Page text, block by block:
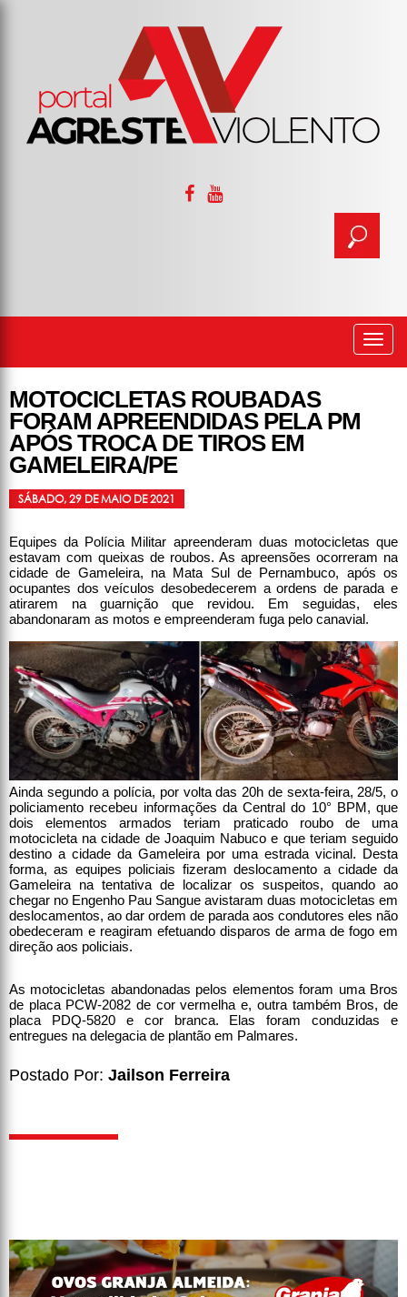
MOTOCICLETAS ROUBADAS
FORAM APREENDIDAS PELA PM
APÓS TROCA DE TIROS EM
GAMELEIRA/PE
SÁBADO, 29 DE MAIO DE 2021
Equipes da Polícia Militar apreenderam duas motocicletas que
estavam com queixas de roubos. As apreensões ocorreram na
cidade de Gameleira, na Mata Sul de Pernambuco, após os
ocupantes dos veículos desobedecerem a ordens de parada e
atirarem na guarnição que revidou. Em seguidas, eles
abandonaram as motos e empreenderam fuga pelo canavial.
Ainda segundo a polícia, por volta das 20h de sexta-feira, 28/5, o
policiamento recebeu informações da Central do 10° BPM, que
dois elementos armados teriam praticado roubo de uma
motocicleta na cidade de Joaquim Nabuco e que teriam seguido
destino a cidade da Gameleira por uma estrada vicinal. Desta
forma, as equipes policiais fizeram deslocamento a cidade da
Gameleira na tentativa de localizar os suspeitos, quando ao
chegar no Engenho Pau Sangue avistaram duas motocicletas em
deslocamentos, ao dar ordem de parada aos condutores eles não
obedeceram e reagiram efetuando disparos de arma de fogo em
direção aos policiais.
As motocicletas abandonadas pelos elementos foram uma Bros
de placa PCW-2082 de cor vermelha e, outra também Bros, de
placa PDQ-5820 e cor branca. Elas foram conduzidas e
entregues na delegacia de plantão em Palmares.
Postado Por: Jailson Ferreira